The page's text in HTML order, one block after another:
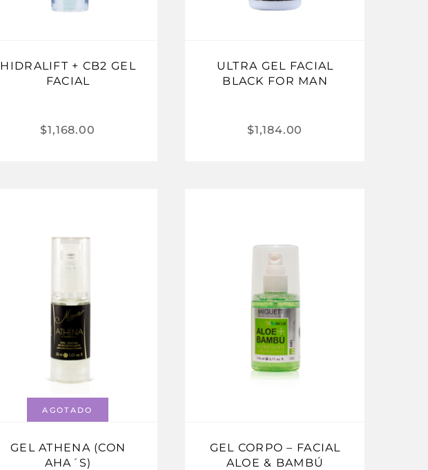
HIDRALIFT + CB2 GEL
FACIAL
$1,168.00
ULTRA GEL FACIAL
BLACK FOR MAN
$1,184.00
AGOTADO
GEL ATHENA (CON
AHA´S)
GEL CORPO – FACIAL
ALOE & BAMBÚ